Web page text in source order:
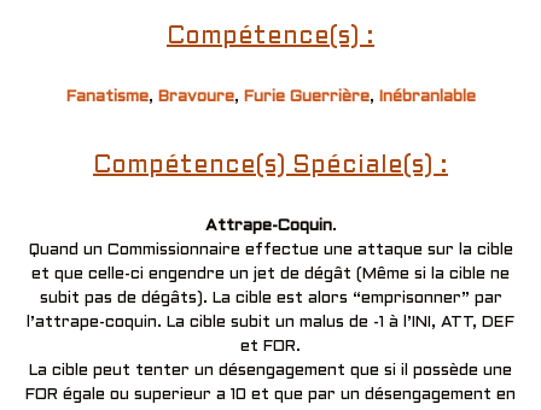
Compétence(s) :
Fanatisme, Bravoure, Furie Guerrière, Inébranlable
Compétence(s) Spéciale(s) :
Attrape-Coquin.
Quand un Commissionnaire effectue une attaque sur la cible
et que celle-ci engendre un jet de dégât (Même si la cible ne
subit pas de dégâts). La cible est alors “emprisonner” par
l’attrape-coquin. La cible subit un malus de -1 à l’INI, ATT, DEF
et FOR.
La cible peut tenter un désengagement que si il possède une
FOR égale ou superieur a 10 et que par un désengagement en